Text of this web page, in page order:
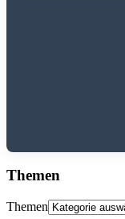
Themen
Themen